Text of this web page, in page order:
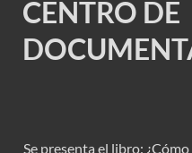
CENTRO DE
Se presenta el libro: